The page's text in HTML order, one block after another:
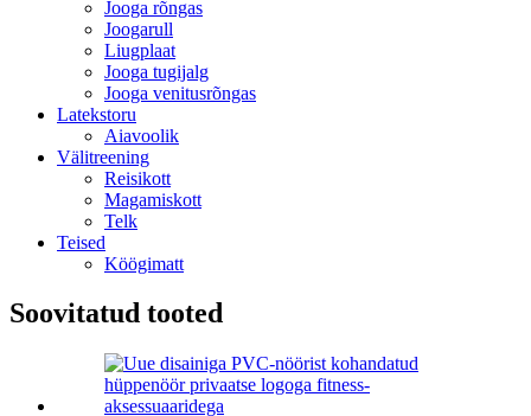
Jooga rõngas
Joogarull
Liugplaat
Jooga tugijalg
Jooga venitusrõngas
Latekstoru
Aiavoolik
Välitreening
Reisikott
Magamiskott
Telk
Teised
Köögimatt
Soovitatud tooted